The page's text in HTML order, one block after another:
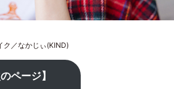
／なかじぃ(KIND)
のページ】